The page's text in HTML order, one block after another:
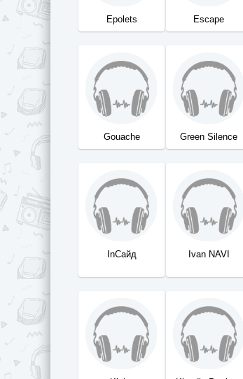
Epolets Escape
Gouache Green Silence
InСайд Ivan NAVI